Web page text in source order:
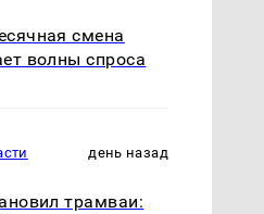
смена
волны спроса
день назад
трамваи: